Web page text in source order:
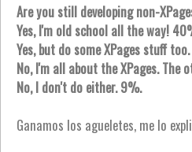
Are you still developing non-
Yes, I'm old school all the way!
Yes, but do some XPages stuff
No, I'm all about the XPages. The
No, I don't do either. 9%.
Ganamos los agueletes, me lo